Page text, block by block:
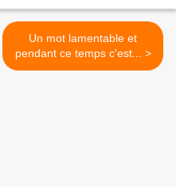
Un mot lamentable et
pendant ce temps c'est... >